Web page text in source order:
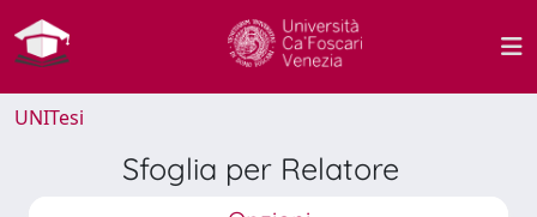
UNITesi
Sfoglia per Relatore